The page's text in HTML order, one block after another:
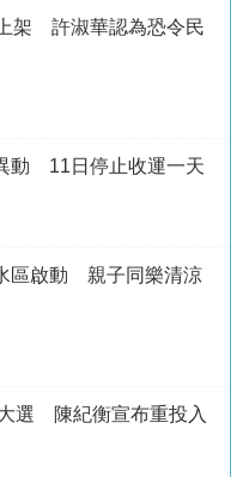
架 許淑華認為恐令民
動 11日停止收運一天
區啟動 親子同樂清涼
選 陳紀衡宣布重投入